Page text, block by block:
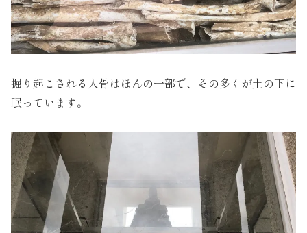
掘り起こされる人骨はほんの一部で、その多くが土の下に
眠っています。